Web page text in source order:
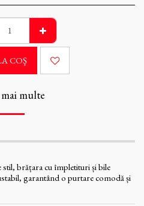
COŞ
multe
stil, brățara cu împletituri și bile
garantând o purtare comodă și